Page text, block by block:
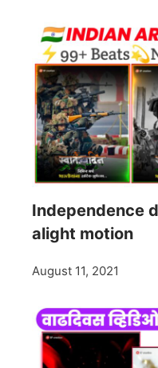
Independence
alight motion
August 11, 2021